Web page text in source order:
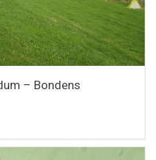
– Bondens